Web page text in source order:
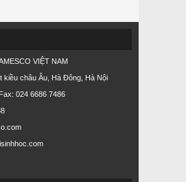
VIỆT NAM
kiều châu Âu, Hà Đông, Hà Nội
024 6686 7486